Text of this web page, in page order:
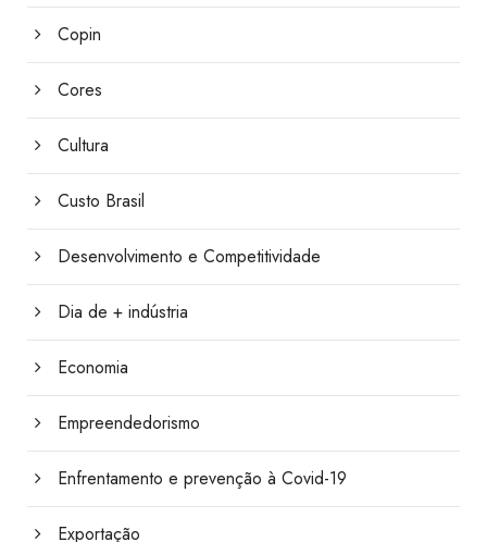
Copin
Cores
Cultura
Custo Brasil
Desenvolvimento e Competitividade
Dia de + indústria
Economia
Empreendedorismo
Enfrentamento e prevenção à Covid-19
Exportação